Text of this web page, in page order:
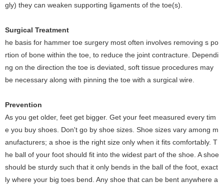
gly) they can weaken supporting ligaments of the toe(s).
Surgical Treatment
he basis for hammer toe surgery most often involves removing s po
rtion of bone within the toe, to reduce the joint contracture. Dependi
ng on the direction the toe is deviated, soft tissue procedures may
be necessary along with pinning the toe with a surgical wire.
Prevention
As you get older, feet get bigger. Get your feet measured every tim
e you buy shoes. Don't go by shoe sizes. Shoe sizes vary among m
anufacturers; a shoe is the right size only when it fits comfortably. T
he ball of your foot should fit into the widest part of the shoe. A shoe
should be sturdy such that it only bends in the ball of the foot, exact
ly where your big toes bend. Any shoe that can be bent anywhere a